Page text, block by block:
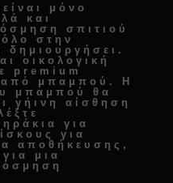
μόνο
και
σπιτιού
στην
οικολογική
premium
μπαμπού . Η
μπαμπού θα
γήινη αίσθηση
για
για
αποθήκευσης ,
μια